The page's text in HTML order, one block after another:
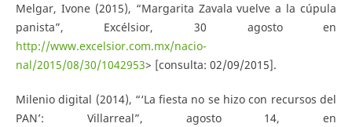
Melgar, Ivone (2015), “Margarita Zavala vuelve a la cúpula
panista”, Excélsior, 30 agosto en
http://www.excelsior.com.mx/nacio-
nal/2015/08/30/1042953> [consulta: 02/09/2015].
Milenio digital (2014), “‘La fiesta no se hizo con recursos del
PAN’: Villarreal”, agosto 14, en